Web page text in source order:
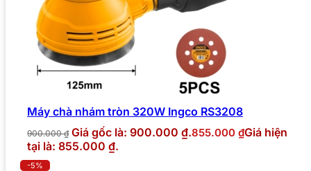
Máy chà nhám tròn 320W Ingco RS3208
900.000₫ Giá gốc là: 900.000 ₫.855.000 ₫Giá hiện
tại là: 855.000 ₫.
-5%